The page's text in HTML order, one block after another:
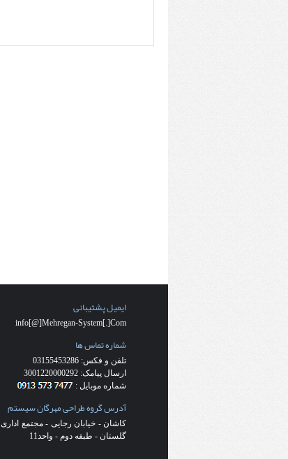
ایمیل پشتیبانی
info[@]Mehregan-System[.]Com
شماره تماس ها
تلفن و فکس: 03155453286
ارسال پیامک: 3001220000292
شماره موبایل :
آدرس گروه طراحی مهرگان سیستم
کاشان - خیابان رجایی - مجتمع اداری
گلستان - طبقه دوم - واحد11